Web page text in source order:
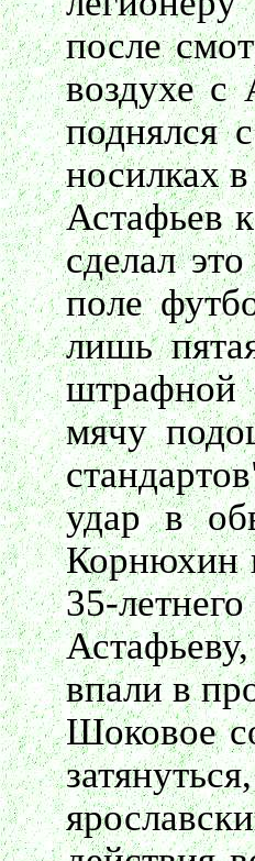
после
воздухе с
поднялся
носилках
Астафьев
сделал
поле
лишь
штрафной
мячу
удар в
Корнюхин
35-
впали в
Шоковое